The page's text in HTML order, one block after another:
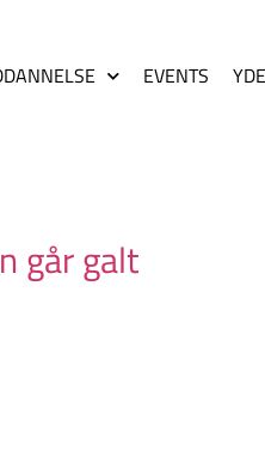
EVENTS
går galt